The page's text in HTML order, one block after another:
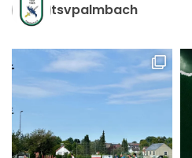
tsvpalmbach